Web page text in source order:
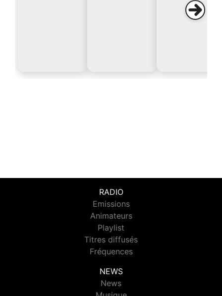
RADIO
Emissions
Animateurs
Playlist
Titres diffusés
Fréquences
NEWS
News